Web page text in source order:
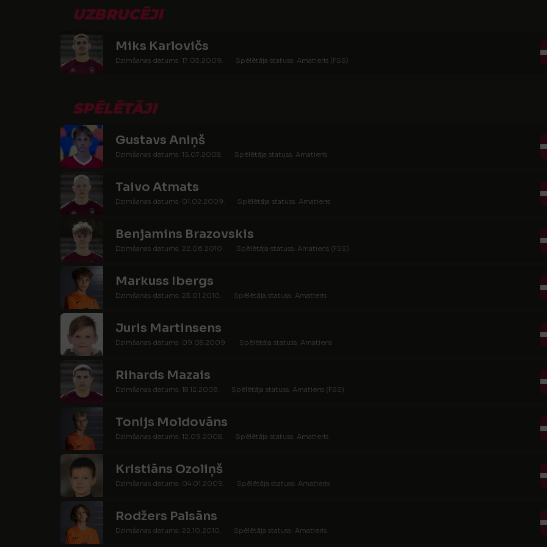
UZBRUCĒJI
Miks Karlovičs
Dzimšanas datums: 17.03.2009. Spēlētāja statuss: Amatieris (FSS)
SPĒLĒTĀJI
Gustavs Aniņš
Dzimšanas datums: 15.07.2008. Spēlētāja statuss: Amatieris
Taivo Atmats
Dzimšanas datums: 01.02.2009. Spēlētāja statuss: Amatieris
Benjamins Brazovskis
Dzimšanas datums: 22.06.2010. Spēlētāja statuss: Amatieris (FSS)
Markuss Ibergs
Dzimšanas datums: 23.01.2010. Spēlētāja statuss: Amatieris
Juris Martinsens
Dzimšanas datums: 09.08.2009. Spēlētāja statuss: Amatieris
Rihards Mazais
Dzimšanas datums: 18.12.2008. Spēlētāja statuss: Amatieris (FSS)
Tonijs Moldovāns
Dzimšanas datums: 12.09.2008. Spēlētāja statuss: Amatieris
Kristiāns Ozoliņš
Dzimšanas datums: 04.01.2009. Spēlētāja statuss: Amatieris
Rodžers Palsāns
Dzimšanas datums: 22.10.2010. Spēlētāja statuss: Amatieris